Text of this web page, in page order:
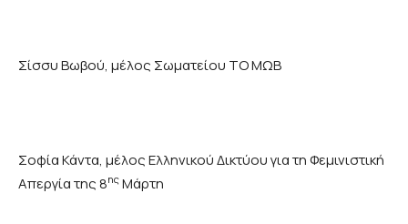
Σίσσυ Βωβού, μέλος Σωματείου ΤΟ ΜΩΒ
Σοφία Κάντα, μέλος Ελληνικού Δικτύου για τη Φεμινιστική
Απεργία της 8ης Μάρτη